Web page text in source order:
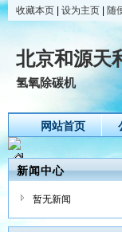
收藏本页 设为主页 随
北京和源天
氢氧除碳机
网站首页
新闻中心
暂无新闻